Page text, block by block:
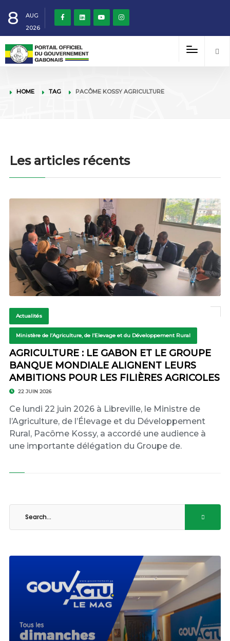
8
AUG
2026
HOME TAG PACÔME KOSSY AGRICULTURE
Les articles récents
Actualités
Ministère de l’Agriculture, de l’Elevage et du Développement Rural
AGRICULTURE : LE GABON ET LE GROUPE
BANQUE MONDIALE ALIGNENT LEURS
AMBITIONS POUR LES FILIÈRES AGRICOLES
22 JUIN 2026
Ce lundi 22 juin 2026 à Libreville, le Ministre de
l’Agriculture, de l’Élevage et du Développement
Rural, Pacôme Kossy, a accordé une audience à
une importante délégation du Groupe de.